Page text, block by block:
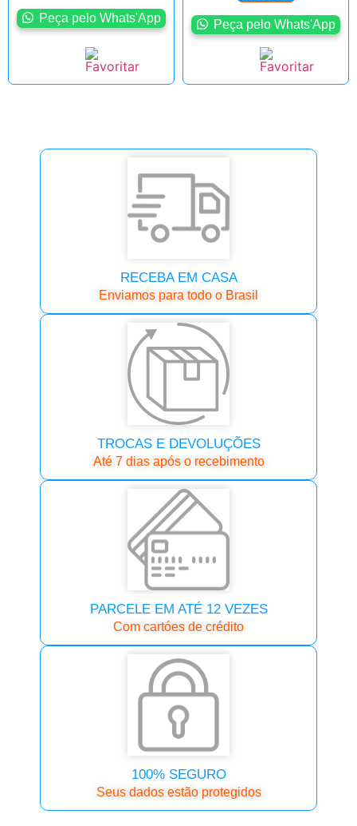
Peça pelo Whats'App Peça pelo Whats'App
RECEBA EM CASA
Enviamos para todo o Brasil
TROCAS E DEVOLUÇÕES
Até 7 dias após o recebimento
PARCELE EM ATÉ 12 VEZES
Com cartóes de crédito
100% SEGURO
Seus dados estão protegidos